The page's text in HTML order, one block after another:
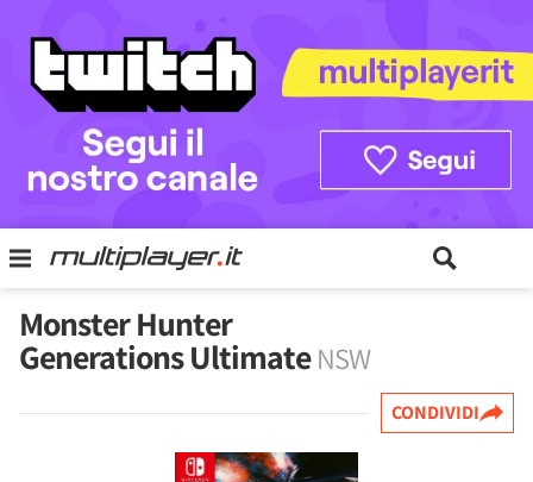
Monster Hunter
Generations UltimateNSW
CONDIVIDI